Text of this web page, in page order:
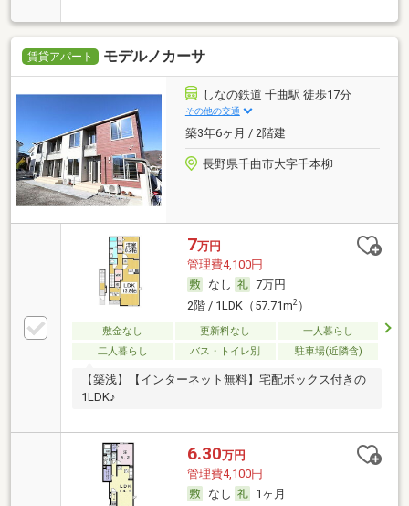
賃貸アパート モデルノカーサ
しなの鉄道 千曲駅 徒歩17分
その他の交通
築3年6ヶ月 / 2階建
長野県千曲市大字千本柳
7万円
管理費4,100円
なし
7万円
2階 / 1LDK（57.71m2）
敷金なし 更新料なし
一人暮らし
二人暮らし
バス・トイレ別 駐車場(近隣含)
【築浅】【インターネット無料】宅配ボックス付きの
1LDK♪
6.30万円
管理費4,100円
なし
1ヶ月